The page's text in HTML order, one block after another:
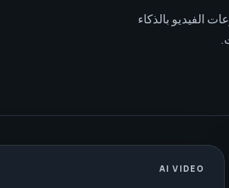
الفيديو بالذكاء
AI VIDEO